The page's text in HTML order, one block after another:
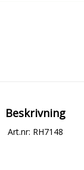
Beskrivning
Art.nr: RH7148